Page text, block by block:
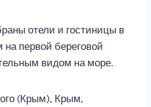
отели и гостиницы в
первой береговой
видом на море.
(Крым), Крым,